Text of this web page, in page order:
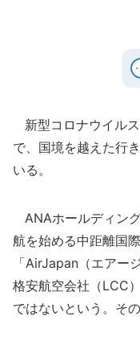
新型コロナウイル
で、国境を越えた行
いる。
ANAホールディン
航を始める中距離国
「AirJapan（エアー
格安航空会社（LCC
ではないという。そ